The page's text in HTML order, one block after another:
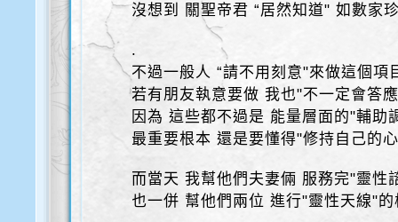
沒想到 關聖帝君 “居然知道" 如數家
.
不過一般人 “請不用刻意"來做這個項
若有朋友執意要做 我也"不一定會答
因為 這些都不過是 能量層面的"輔助
最重要根本 還是要懂得"修持自己的
而當天 我幫他們夫妻倆 服務完"靈性
也一併 幫他們兩位 進行"靈性天線"的